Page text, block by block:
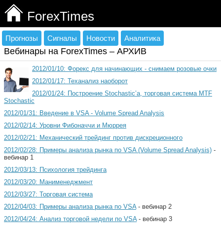
ForexTimes
Прогнозы Сигналы Новости Аналитика
Вебинары на ForexTimes – АРХИВ
2012/01/10: Форекс для начинающих - снимаем розовые очки
2012/01/17: Теханализ наоборот
2012/01/24: Построение Stochastic’a, торговая система MTF
Stochastic
2012/01/31: Введение в VSA - Volume Spread Analysis
2012/02/14: Уровни Фибоначчи и Мюррея
2012/02/21: Механический трейдинг против дискреционного
2012/02/28: Примеры анализа рынка по VSA (Volume Spread Analysis) -
вебинар 1
2012/03/13: Психология трейдинга
2012/03/20: Манименеджмент
2012/03/27: Торговая система
2012/04/03: Примеры анализа рынка по VSA- вебинар 2
2012/04/24: Анализ торговой недели по VSA- вебинар 3